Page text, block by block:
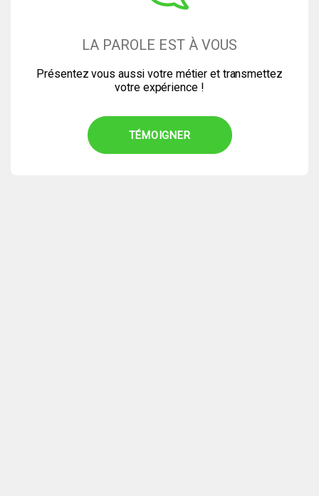
LA PAROLE EST À VOUS
Présentez vous aussi votre métier et transmettez
votre expérience !
TÉMOIGNER